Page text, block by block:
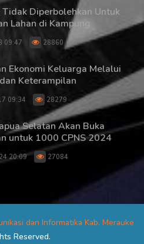
Tidak Diperbolehkan Untuk
Lahan di Kampung
09:47 28860
Ekonomi Keluarga Melalui
Keterampilan
09:34 28279
Selatan Akan Buka
untuk 1000 CPNS 2024
20:09 27084
dan Informatika Kab. Merauke
Reserved.